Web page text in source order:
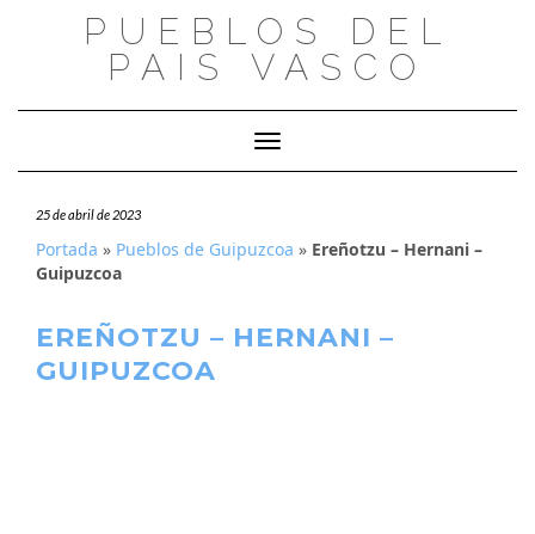
PUEBLOS DEL
PAIS VASCO
Cambiar modo de navegación
25 de abril de 2023
Portada » Pueblos de Guipuzcoa » Ereñotzu – Hernani –
Guipuzcoa
EREÑOTZU – HERNANI –
GUIPUZCOA